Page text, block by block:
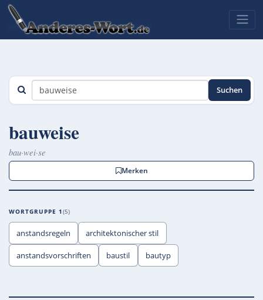
Suchen
bauweise
bau·wei·se
Merken
WORTGRUPPE 1 5
anstandsregeln architektonischer stil
anstandsvorschriften baustil bautyp